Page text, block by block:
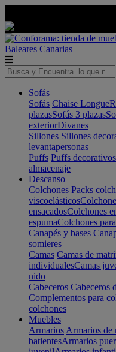
Baleares Canarias
Sofás
Sofás Chaise Longue
plazasSofás 3 plazas
exteriorDivanes
Sillones Sillones
levantapersonas
Puffs Puffs decorativos
almacenaje
Descanso
Colchones Packs
viscoelásticos
ensacadosColchones
espumaColchones
Canapés y bases
somieres
Camas Camas de
individualesCamas
nido
Cabeceros Cabeceros
Complementos para
colchones
Muebles
Armarios Armarios de
batientesArmarios